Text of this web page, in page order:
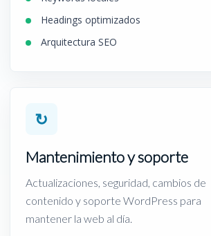
Headings optimizados
Arquitectura SEO
↻
Mantenimiento y soporte
Actualizaciones, seguridad, cambios de
contenido y soporte WordPress para
mantener la web al día.